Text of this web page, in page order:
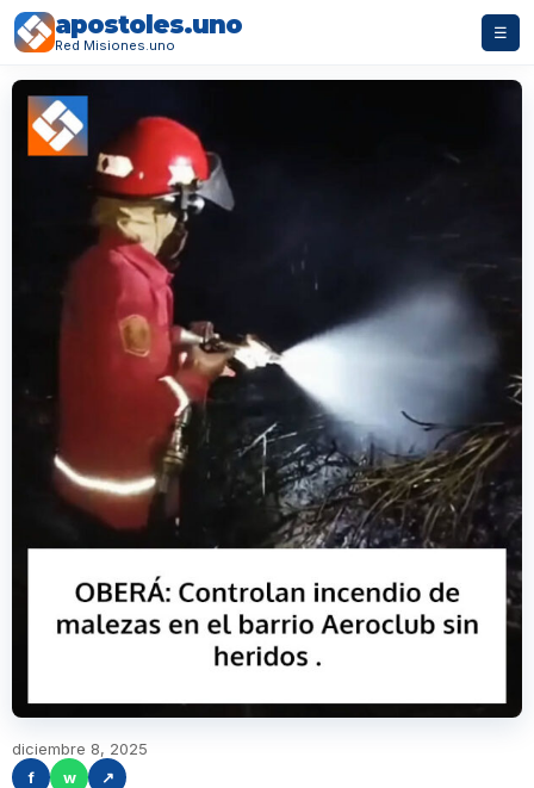
apostoles.uno
Red Misiones.uno
☰
diciembre 8, 2025
f
w ↗